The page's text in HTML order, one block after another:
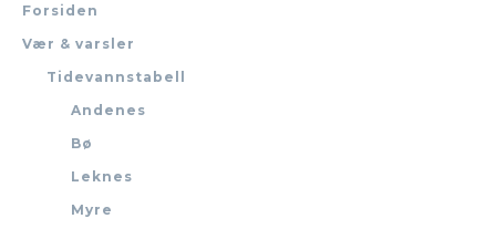
Forsiden
Vær & varsler
Tidevannstabell
Andenes
Bø
Leknes
Myre